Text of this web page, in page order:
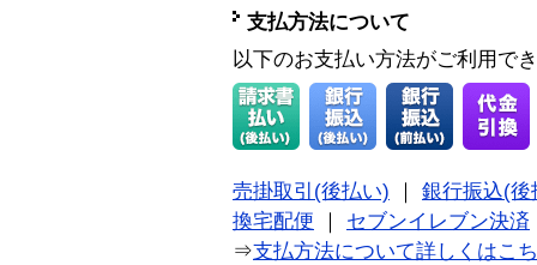
支払方法について
以下のお支払い方法がご利用で
売掛取引(後払い)
銀行振込(後
換宅配便
セブンイレブン決済
⇒支払方法について詳しくはこ